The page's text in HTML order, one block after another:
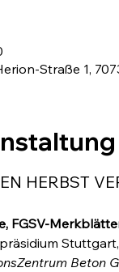
Straße 1,
HERBST
FGSV-
Beton